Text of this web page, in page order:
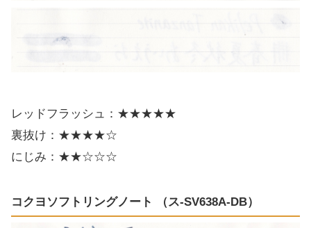
レッドフラッシュ：★★★★★
裏抜け：★★★★☆
にじみ：★★☆☆☆
コクヨソフトリングノート （ス-SV638A-DB）